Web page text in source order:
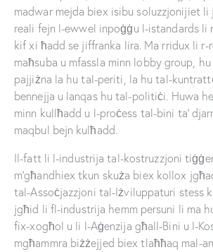
madwar mejda biex isibu soluzzjonijiet
reali fejn l-ewwel inpoġġu l-istandards li
kif xi ħadd se jiffranka lira. Ma rridux li r-
maħsuba u mfassla minn lobby group,
pajjiżna la hu tal-periti, la hu tal-
bennejja u lanqas hu tal-politiċi. Huwa
minn kullħadd u l-proċess tal-bini ta’
maqbul bejn kulħadd.
Il-fatt li l-industrija tal-kostruzzjoni
m’għandhiex tkun skuża biex kollox
tal-Assoċjazzjoni tal-Iżviluppaturi stess
jgħid li fl-industrija hemm persuni li ma
fix-xogħol u li l-Aġenzija għall-Bini u l-
mgħammra biżżejjed biex tlaħħaq mal-